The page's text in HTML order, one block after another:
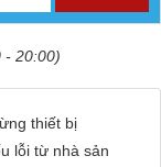
- 20:00)
thiết bị
lỗi từ nhà sản